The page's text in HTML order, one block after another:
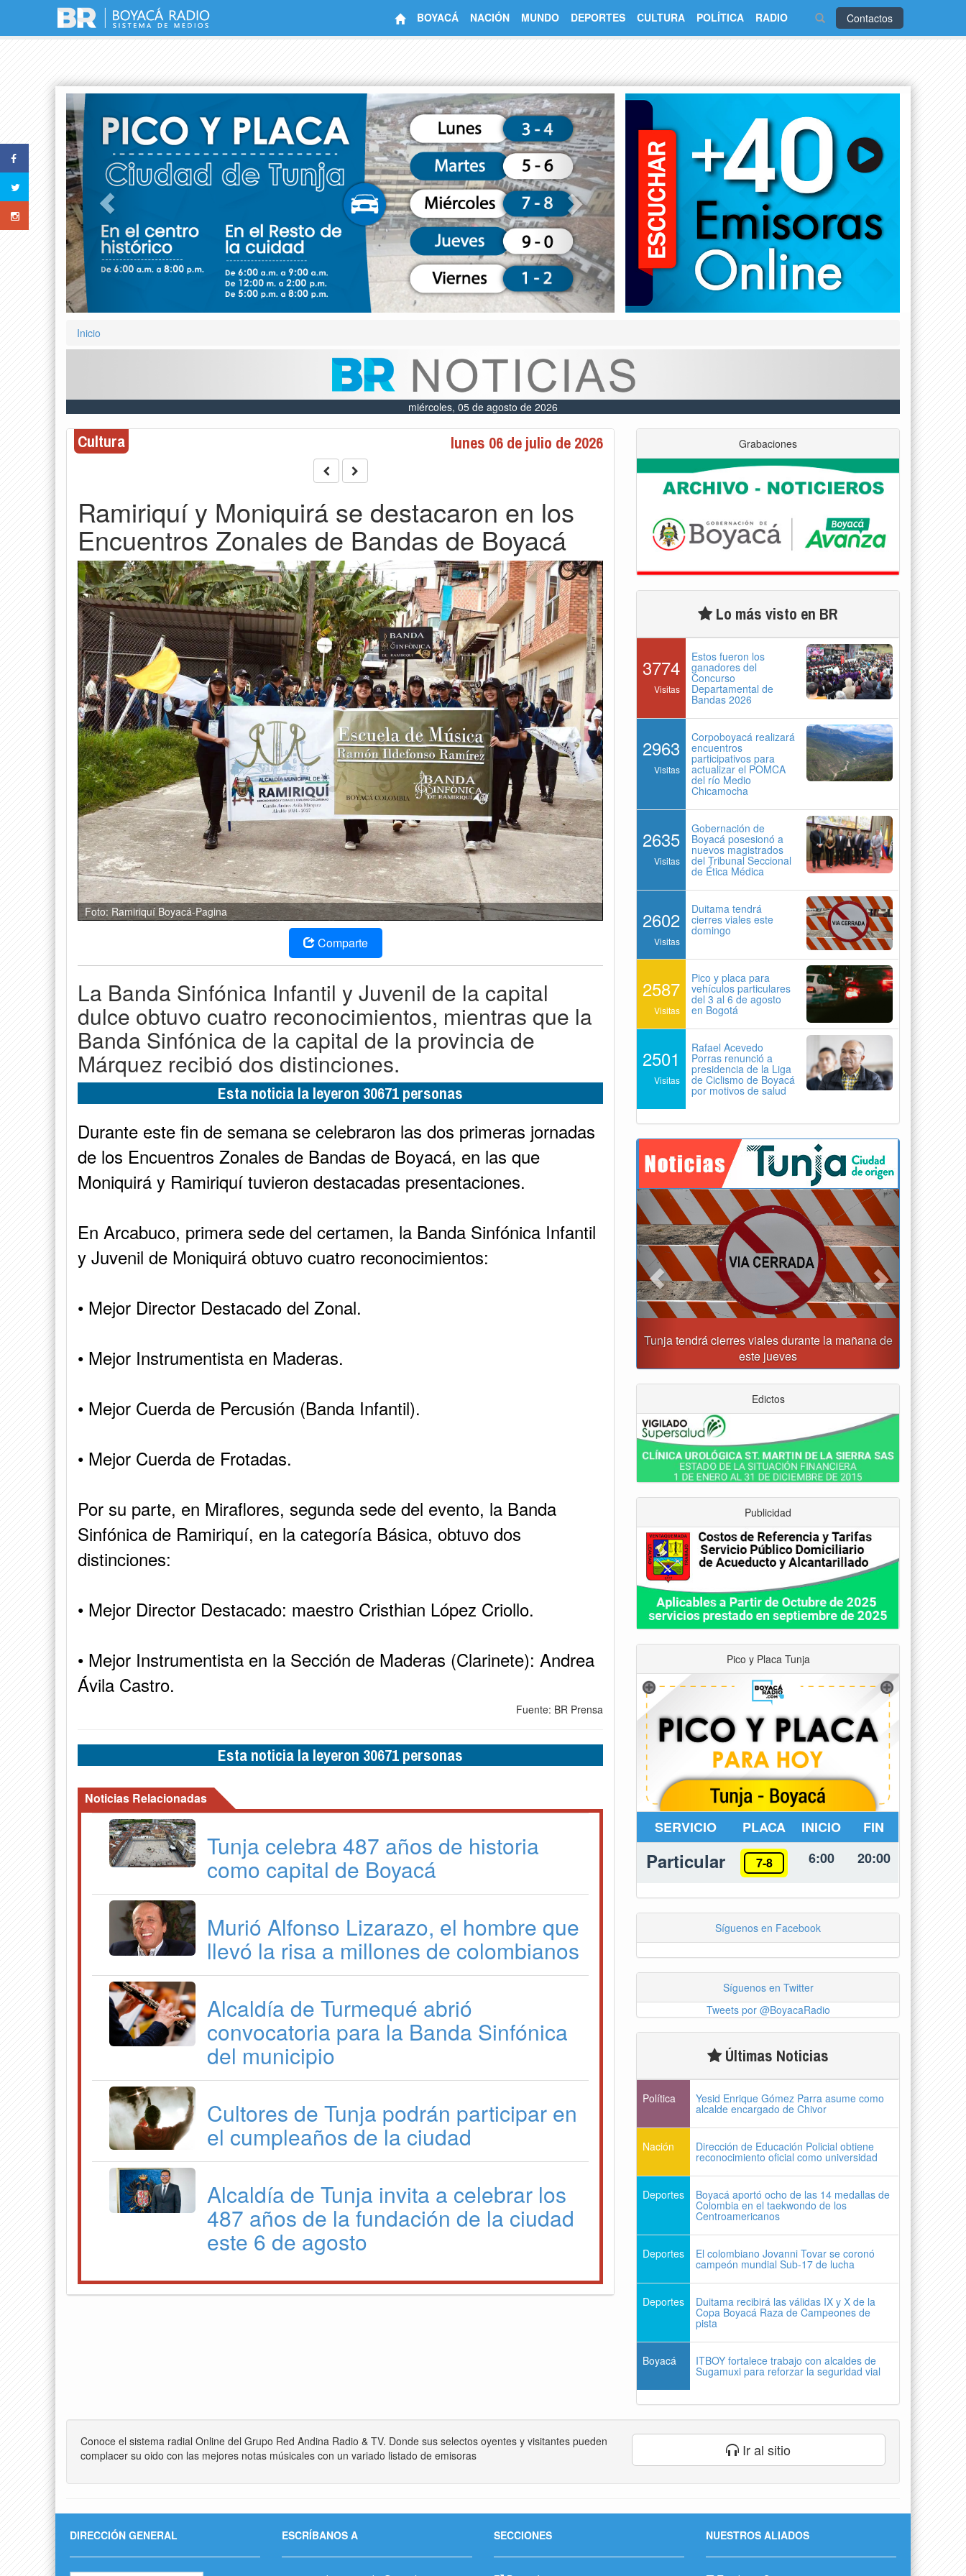
Contactos
BOYACÁ NACIÓN MUNDO DEPORTES CULTURA POLÍTICA RADIO
Next
Inicio
miércoles, 05 de agosto de 2026
Cultura lunes 06 de julio de 2026
Ramiriquí y Moniquirá se destacaron en los
Encuentros Zonales de Bandas de Boyacá
Foto: Ramiriquí Boyacá-Pagina
Comparte
La Banda Sinfónica Infantil y Juvenil de la capital
dulce obtuvo cuatro reconocimientos, mientras que la
Banda Sinfónica de la capital de la provincia de
Márquez recibió dos distinciones.
Esta noticia la leyeron 30671 personas
Durante este fin de semana se celebraron las dos primeras jornadas
de los Encuentros Zonales de Bandas de Boyacá, en las que
Moniquirá y Ramiriquí tuvieron destacadas presentaciones.
En Arcabuco, primera sede del certamen, la Banda Sinfónica Infantil
y Juvenil de Moniquirá obtuvo cuatro reconocimientos:
• Mejor Director Destacado del Zonal.
• Mejor Instrumentista en Maderas.
• Mejor Cuerda de Percusión (Banda Infantil).
• Mejor Cuerda de Frotadas.
Por su parte, en Miraflores, segunda sede del evento, la Banda
Sinfónica de Ramiriquí, en la categoría Básica, obtuvo dos
distinciones:
• Mejor Director Destacado: maestro Cristhian López Criollo.
• Mejor Instrumentista en la Sección de Maderas (Clarinete): Andrea
Ávila Castro.
Fuente: BR Prensa
Esta noticia la leyeron 30671 personas
Noticias Relacionadas
Tunja celebra 487 años de historia
como capital de Boyacá
Murió Alfonso Lizarazo, el hombre que
llevó la risa a millones de colombianos
Alcaldía de Turmequé abrió
convocatoria para la Banda Sinfónica
del municipio
Cultores de Tunja podrán participar en
el cumpleaños de la ciudad
Alcaldía de Tunja invita a celebrar los
487 años de la fundación de la ciudad
este 6 de agosto
Grabaciones
Lo más visto en BR
3774
Visitas
Estos fueron los
ganadores del
Concurso
Departamental de
Bandas 2026
2963
Visitas
Corpoboyacá realizará
encuentros
participativos para
actualizar el POMCA
del río Medio
Chicamocha
2635
Visitas
Gobernación de
Boyacá posesionó a
nuevos magistrados
del Tribunal Seccional
de Ética Médica
2602
Visitas
Duitama tendrá
cierres viales este
domingo
2587
Visitas
Pico y placa para
vehículos particulares
del 3 al 6 de agosto
en Bogotá
2501
Visitas
Rafael Acevedo
Porras renunció a
presidencia de la Liga
de Ciclismo de Boyacá
por motivos de salud
Tunja recibirá la Gran Copa de Fútbol Sala
Prejuvenil los días 22 y 29 de agosto
Previous Next
Edictos
Publicidad
Pico y Placa Tunja
SERVICIO PLACA INICIO FIN
Particular 7-8 6:00 20:00
Síguenos en Facebook
Síguenos en Twitter
Tweets por @BoyacaRadio
Últimas Noticias
Política Yesid Enrique Gómez Parra asume como
alcalde encargado de Chivor
Nación Dirección de Educación Policial obtiene
reconocimiento oficial como universidad
Deportes Boyacá aportó ocho de las 14 medallas de
Colombia en el taekwondo de los
Centroamericanos
Deportes El colombiano Jovanni Tovar se coronó
campeón mundial Sub-17 de lucha
Deportes Duitama recibirá las válidas IX y X de la
Copa Boyacá Raza de Campeones de
pista
Boyacá ITBOY fortalece trabajo con alcaldes de
Sugamuxi para reforzar la seguridad vial
Conoce el sistema radial Online del Grupo Red Andina Radio & TV. Donde sus selectos oyentes y visitantes pueden
complacer su oido con las mejores notas músicales con un variado listado de emisoras
Ir al sitio
DIRECCIÓN GENERAL ESCRÍBANOS A SECCIONES NUESTROS ALIADOS